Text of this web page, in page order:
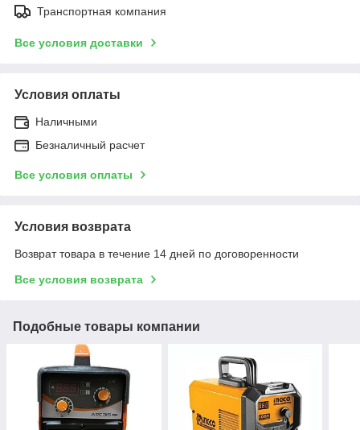
Транспортная компания
Все условия доставки
Условия оплаты
Наличными
Безналичный расчет
Все условия оплаты
Условия возврата
Возврат товара в течение 14 дней по договоренности
Все условия возврата
Подобные товары компании